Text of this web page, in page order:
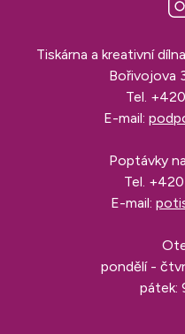
Tiskárna a kreativní
Bořivojova
Tel.
E-mail:
Poptávky
Tel. +420
E-mail:
pondělí -
pátek: